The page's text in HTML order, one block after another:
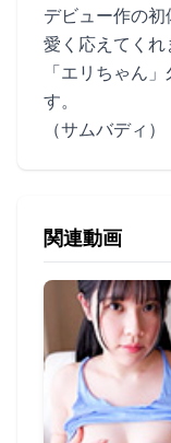
デビュー作の
愛く応えてくれ
「エリちゃん
す。
（サムバディ）
関連動画